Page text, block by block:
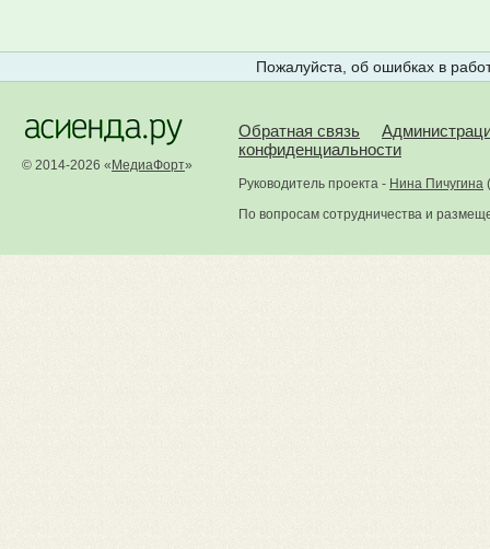
Пожалуйста, об ошибках в
© 2014-2026 « МедиаФорт»
Обратная связь
конфиденциальности
Руководитель проекта - Нина Пичугина (
По вопросам сотрудничества и